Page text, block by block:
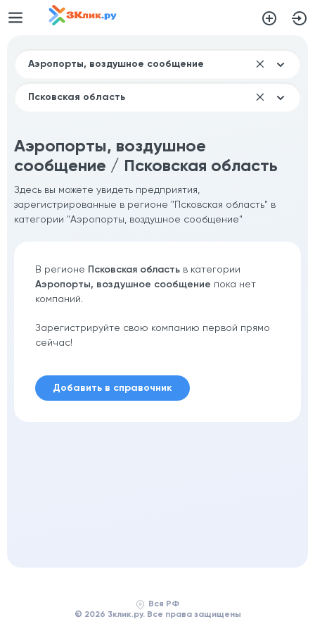
Аэропорты, воздушное
сообщение / Псковская область
Здесь вы можете увидеть предприятия,
зарегистрированные в регионе "Псковская область" в
категории "Аэропорты, воздушное сообщение"
В регионе Псковская область в категории
Аэропорты, воздушное сообщение пока нет
компаний.
Зарегистрируйте свою компанию первой прямо
сейчас!
Добавить в справочник
Вся РФ
© 2026 3клик.ру. Все права защищены